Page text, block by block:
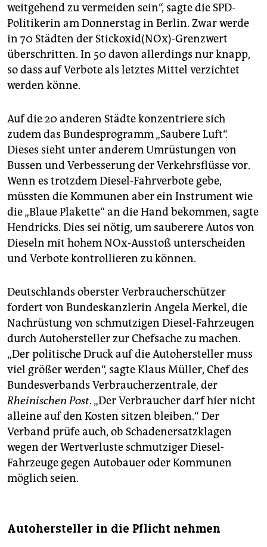
genossenschaft
epaper login
weitgehend zu vermeiden sein“, sagte die SPD-
Politikerin am Donnerstag in Berlin. Zwar werde
in 70 Städten der Stickoxid(NOx)-Grenzwert
überschritten. In 50 davon allerdings nur knapp,
so dass auf Verbote als letztes Mittel verzichtet
werden könne.
Auf die 20 anderen Städte konzentriere sich
zudem das Bundesprogramm „Saubere Luft“.
Dieses sieht unter anderem Umrüstungen von
Bussen und Verbesserung der Verkehrsflüsse vor.
Wenn es trotzdem Diesel-Fahrverbote gebe,
müssten die Kommunen aber ein Instrument wie
die „Blaue Plakette“ an die Hand bekommen, sagte
Hendricks. Dies sei nötig, um sauberere Autos von
Dieseln mit hohem NOx-Ausstoß unterscheiden
und Verbote kontrollieren zu können.
Deutschlands oberster Verbraucherschützer
fordert von Bundeskanzlerin Angela Merkel, die
Nachrüstung von schmutzigen Diesel-Fahrzeugen
durch Autohersteller zur Chefsache zu machen.
„Der politische Druck auf die Autohersteller muss
viel größer werden“, sagte Klaus Müller, Chef des
Bundesverbands Verbraucherzentrale, der
Rheinischen Post. „Der Verbraucher darf hier nicht
alleine auf den Kosten sitzen bleiben.“ Der
Verband prüfe auch, ob Schadenersatzklagen
wegen der Wertverluste schmutziger Diesel-
Fahrzeuge gegen Autobauer oder Kommunen
möglich seien.
Autohersteller in die Pflicht nehmen